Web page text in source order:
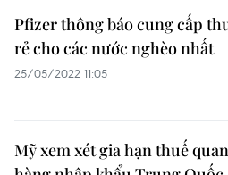
Pfizer thông báo cung cấp
rẻ cho các nước nghèo nhất
25/05/2022 11:05
Mỹ xem xét gia hạn thuế